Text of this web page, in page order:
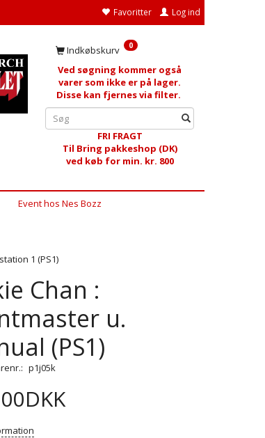
Favoritter Log ind
Indkøbskurv 0
Ved søgning kommer også
varer som ikke er på lager.
Disse kan fjernes via filter.
FRI FRAGT
Til Bring pakkeshop (DK)
ved køb for min. kr. 800
Event hos Nes Bozz
1 (PS1)
Chan :
u.
(PS1)
p1j05k